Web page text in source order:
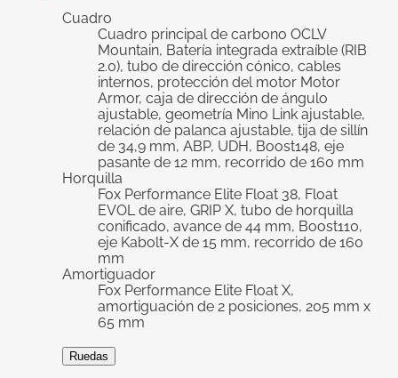
Cuadro
Cuadro principal de carbono OCLV
Mountain, Batería integrada extraíble (RIB
2.0), tubo de dirección cónico, cables
internos, protección del motor Motor
Armor, caja de dirección de ángulo
ajustable, geometría Mino Link ajustable,
relación de palanca ajustable, tija de sillín
de 34,9 mm, ABP, UDH, Boost148, eje
pasante de 12 mm, recorrido de 160 mm
Horquilla
Fox Performance Elite Float 38, Float
EVOL de aire, GRIP X, tubo de horquilla
conificado, avance de 44 mm, Boost110,
eje Kabolt-X de 15 mm, recorrido de 160
mm
Amortiguador
Fox Performance Elite Float X,
amortiguación de 2 posiciones, 205 mm x
65 mm
Ruedas